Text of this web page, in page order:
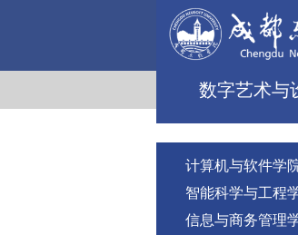
数字艺术与
计算机与软件学
智能科学与工程
信息与商务管理